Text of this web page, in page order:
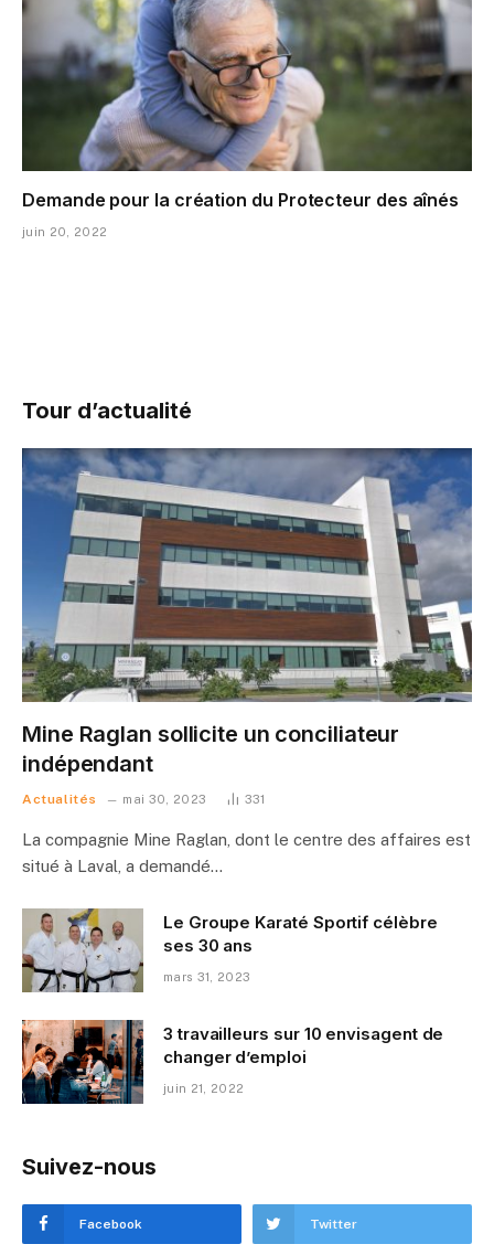
Demande pour la création du Protecteur des aînés
juin 20, 2022
Tour d’actualité
Mine Raglan sollicite un conciliateur
indépendant
Actualités mai 30, 2023 331
La compagnie Mine Raglan, dont le centre des affaires est
situé à Laval, a demandé…
Le Groupe Karaté Sportif célèbre
ses 30 ans
mars 31, 2023
3 travailleurs sur 10 envisagent de
changer d’emploi
juin 21, 2022
Suivez-nous
Facebook Twitter